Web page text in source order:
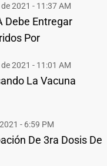
2021 - 11:37 AM
Debe Entregar
Por
2021 - 11:01 AM
La Vacuna
- 6:59 PM
De 3ra Dosis De